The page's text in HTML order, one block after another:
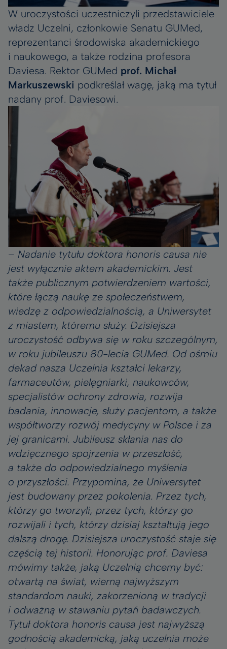
W uroczystości uczestniczyli przedstawiciele
władz Uczelni, członkowie Senatu GUMed,
reprezentanci środowiska akademickiego
i naukowego, a także rodzina profesora
Daviesa. Rektor GUMed prof. Michał
Markuszewski podkreślał wagę, jaką ma tytuł
nadany prof. Daviesowi.
– Nadanie tytułu doktora honoris causa nie
jest wyłącznie aktem akademickim. Jest
także publicznym potwierdzeniem wartości,
które łączą naukę ze społeczeństwem,
wiedzę z odpowiedzialnością, a Uniwersytet
z miastem, któremu służy. Dzisiejsza
uroczystość odbywa się w roku szczególnym,
w roku jubileuszu 80-lecia GUMed. Od ośmiu
dekad nasza Uczelnia kształci lekarzy,
farmaceutów, pielęgniarki, naukowców,
specjalistów ochrony zdrowia, rozwija
badania, innowacje, służy pacjentom, a także
współtworzy rozwój medycyny w Polsce i za
jej granicami. Jubileusz skłania nas do
wdzięcznego spojrzenia w przeszłość,
a także do odpowiedzialnego myślenia
o przyszłości. Przypomina, że Uniwersytet
jest budowany przez pokolenia. Przez tych,
którzy go tworzyli, przez tych, którzy go
rozwijali i tych, którzy dzisiaj kształtują jego
dalszą drogę. Dzisiejsza uroczystość staje się
częścią tej historii. Honorując prof. Daviesa
mówimy także, jaką Uczelnią chcemy być:
otwartą na świat, wierną najwyższym
standardom nauki, zakorzenioną w tradycji
i odważną w stawaniu pytań badawczych.
Tytuł doktora honoris causa jest najwyższą
godnością akademicką, jaką uczelnia może